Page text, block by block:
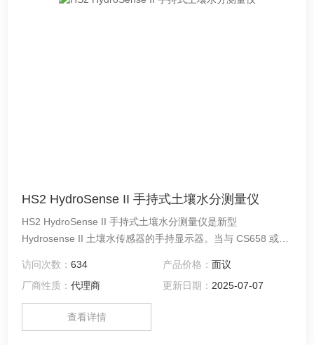
HS2 HydroSense II 手持式土壤水分测量仪
HS2 HydroSense II 手持式土壤水分测量仪是新型
Hydrosense II 土壤水传感器的手持显示器。当与 CS658 或
Hydrosense。它重新设计了手持式显示器和探头。HS2手持设
备设计紧凑便于携带，按钮布局允许单手操作。
访问次数：634 产品价格： 面议
厂商性质：代理商 更新日期： 2025-07-07
查看详情